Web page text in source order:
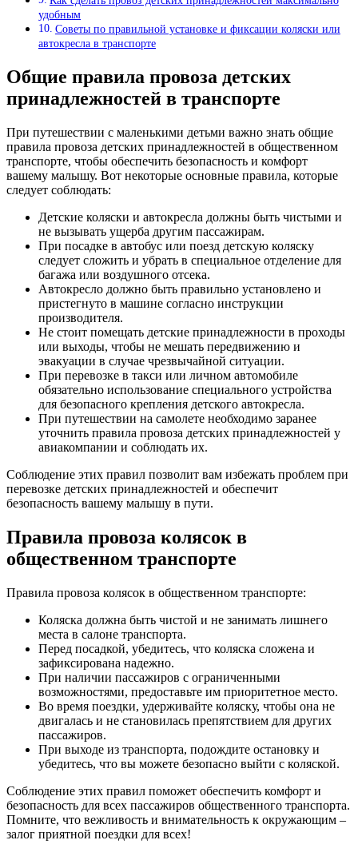
удобным
Советы по правильной установке и фиксации коляски или
автокресла в транспорте
Общие правила провоза детских
принадлежностей в транспорте
При путешествии с маленькими детьми важно знать общие
правила провоза детских принадлежностей в общественном
транспорте, чтобы обеспечить безопасность и комфорт
вашему малышу. Вот некоторые основные правила, которые
следует соблюдать:
Детские коляски и автокресла должны быть чистыми и
не вызывать ущерба другим пассажирам.
При посадке в автобус или поезд детскую коляску
следует сложить и убрать в специальное отделение для
багажа или воздушного отсека.
Автокресло должно быть правильно установлено и
пристегнуто в машине согласно инструкции
производителя.
Не стоит помещать детские принадлежности в проходы
или выходы, чтобы не мешать передвижению и
эвакуации в случае чрезвычайной ситуации.
При перевозке в такси или личном автомобиле
обязательно использование специального устройства
для безопасного крепления детского автокресла.
При путешествии на самолете необходимо заранее
уточнить правила провоза детских принадлежностей у
авиакомпании и соблюдать их.
Соблюдение этих правил позволит вам избежать проблем при
перевозке детских принадлежностей и обеспечит
безопасность вашему малышу в пути.
Правила провоза колясок в
общественном транспорте
Правила провоза колясок в общественном транспорте:
Коляска должна быть чистой и не занимать лишнего
места в салоне транспорта.
Перед посадкой, убедитесь, что коляска сложена и
зафиксирована надежно.
При наличии пассажиров с ограниченными
возможностями, предоставьте им приоритетное место.
Во время поездки, удерживайте коляску, чтобы она не
двигалась и не становилась препятствием для других
пассажиров.
При выходе из транспорта, подождите остановку и
убедитесь, что вы можете безопасно выйти с коляской.
Соблюдение этих правил поможет обеспечить комфорт и
безопасность для всех пассажиров общественного транспорта.
Помните, что вежливость и внимательность к окружающим –
залог приятной поездки для всех!